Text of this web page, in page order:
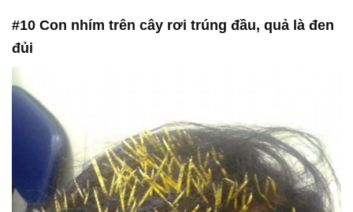
#10 Con nhím trên cây rơi trúng đầu, quả là đen
đủi